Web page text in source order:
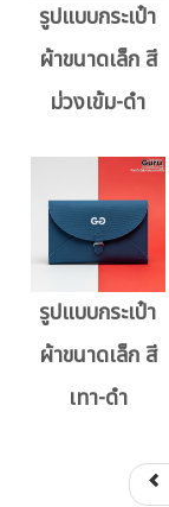
รูปแบบกระเป๋า
ผ้าขนาดเล็ก สี
ม่วงเข้ม-ดำ
รูปแบบกระเป๋า
ผ้าขนาดเล็ก สี
เทา-ดำ